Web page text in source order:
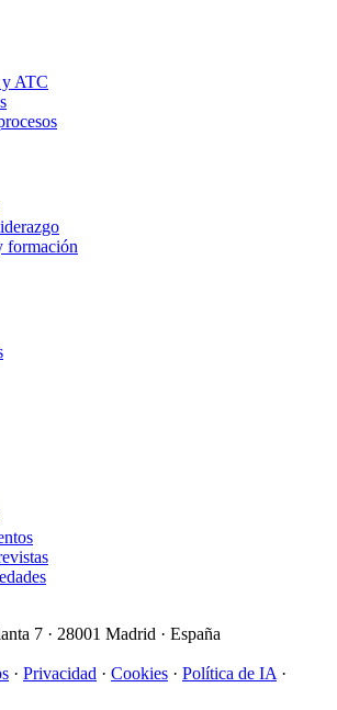
y ATC
formación
7 · 28001 Madrid · España
· Privacidad · Cookies · Política de IA ·